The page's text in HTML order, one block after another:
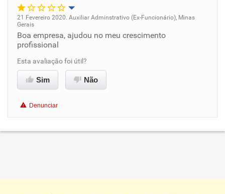
Oportunidade de promoção
Conciliação com a vida familiar
Benefícios
Recomenda esta empresa
21 Fevereiro 2020. Auxiliar Adminstrativo (Ex-Funcionário), Minas
Gerais
Boa empresa, ajudou no meu crescimento
profissional
Esta avaliação foi útil?
Sim Não
Denunciar